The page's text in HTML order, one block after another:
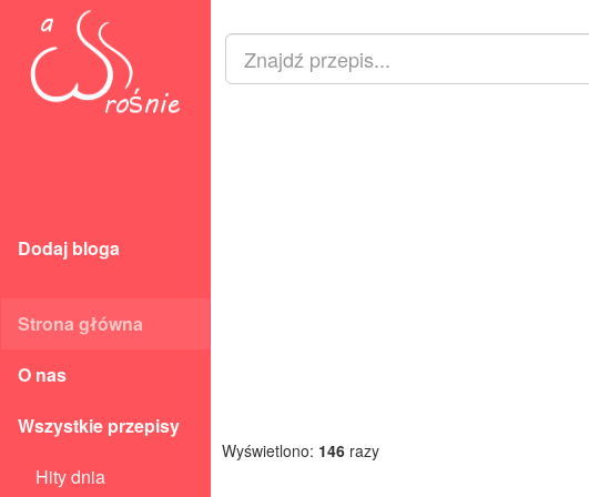
Dodaj bloga
Strona główna
O nas
Wszystkie przepisy
Hity dnia
Wyświetlono: 146 razy